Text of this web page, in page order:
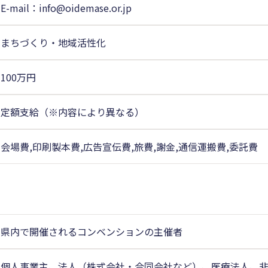
E-mail：info@oidemase.or.jp
まちづくり・地域活性化
100万円
定額支給（※内容により異なる）
会場費,印刷製本費,広告宣伝費,旅費,謝金,通信運搬費,委託費
県内で開催されるコンベンションの主催者